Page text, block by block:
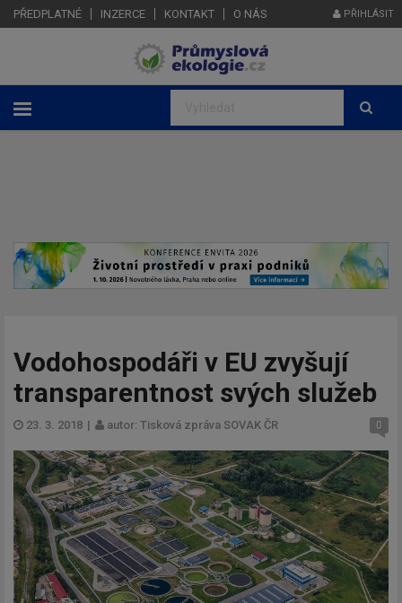
PŘEDPLATNÉ INZERCE KONTAKT O NÁS PŘIHLÁSIT
Vodohospodáři v EU zvyšují
transparentnost svých služeb
23. 3. 2018 | autor: Tisková zpráva SOVAK ČR 0